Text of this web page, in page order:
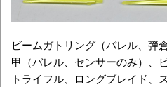
ビームガトリング（バレル、弾
甲（バレル、センサーのみ）、
トライフル、ロングブレイド、